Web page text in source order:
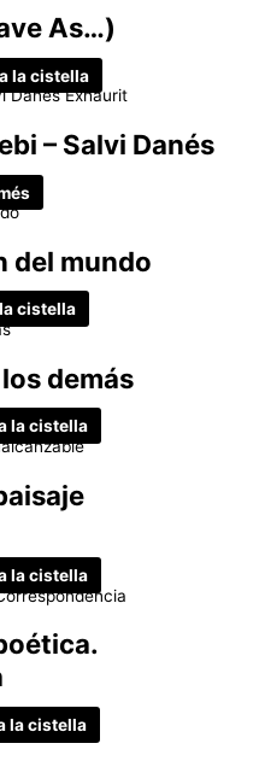
As…)
la cistella
Exhaurit
– Salvi Danés
del mundo
cistella
demás
la cistella
la cistella
la cistella